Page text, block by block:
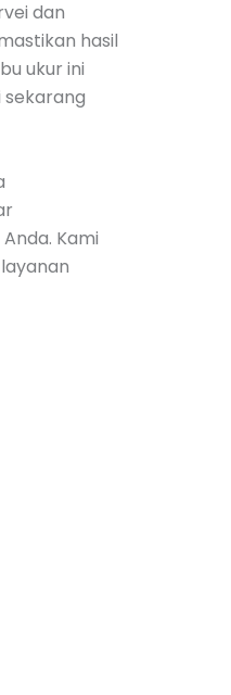
dan
hasil
ukur ini
sekarang
Kami